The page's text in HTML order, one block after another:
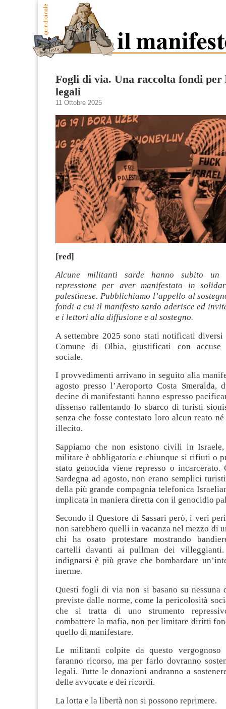
Fogli di via. Una raccolta fondi per
legali
11 Ottobre 2025
[red]
Alcune militanti sarde hanno subito
repressione per aver manifestato in
palestinese. Pubblichiamo l’appello al
fondi a cui il manifesto sardo aderisce ed
e i lettori alla diffusione e al sostegno.
A settembre 2025 sono stati notificati
Comune di Olbia, giustificati con accuse
sociale.
I provvedimenti arrivano in seguito alla
agosto presso l’Aeroporto Costa Smeralda,
decine di manifestanti hanno espresso
dissenso rallentando lo sbarco di turisti
senza che fosse contestato loro alcun reato
illecito.
Sappiamo che non esistono civili in
militare è obbligatoria e chiunque si rifiuti o
stato genocida viene represso o incarcerato.
Sardegna ad agosto, non erano semplici
della più grande compagnia telefonica
implicata in maniera diretta con il genocidio
Secondo il Questore di Sassari però, i veri
non sarebbero quelli in vacanza nel mezzo di
chi ha osato protestare mostrando
cartelli davanti ai pullman dei villeggianti.
indignarsi è più grave che bombardare
inerme.
Questi fogli di via non si basano su nessuna
previste dalle norme, come la pericolosità
che si tratta di uno strumento
combattere la mafia, non per limitare diritti
quello di manifestare.
Le militanti colpite da questo vergognoso
faranno ricorso, ma per farlo dovranno
legali. Tutte le donazioni andranno a
delle avvocate e dei ricordi.
La lotta e la libertà non si possono reprimere.